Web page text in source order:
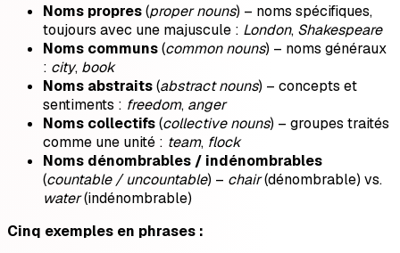
Noms propres(proper nouns) – noms spécifiques,
toujours avec une majuscule : London, Shakespeare
Noms communs(common nouns) – noms généraux
: city, book
Noms abstraits(abstract nouns) – concepts et
sentiments : freedom, anger
Noms collectifs(collective nouns) – groupes traités
comme une unité : team, flock
Noms dénombrables / indénombrables
(countable / uncountable) – chair(dénombrable) vs.
water(indénombrable)
Cinq exemples en phrases :